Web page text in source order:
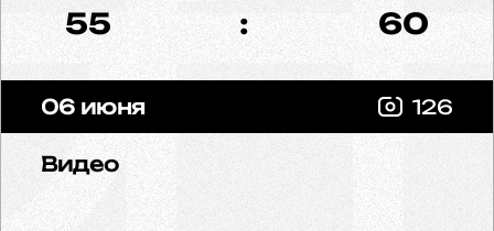
55 : 60
06 июня 126
Видео